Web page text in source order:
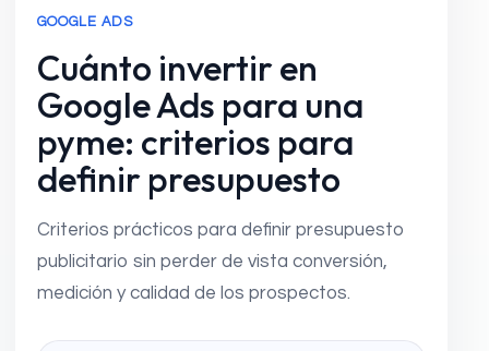
GOOGLE ADS
Cuánto invertir en
Google Ads para una
pyme: criterios para
definir presupuesto
Criterios prácticos para definir presupuesto
publicitario sin perder de vista conversión,
medición y calidad de los prospectos.